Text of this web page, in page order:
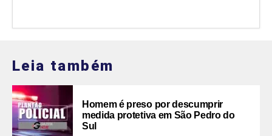
Leia também
Homem é preso por descumprir
medida protetiva em São Pedro do
Sul